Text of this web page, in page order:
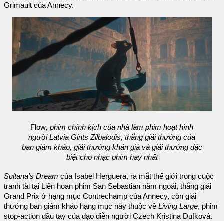
Grimault của Annecy.
Flow, phim chính kịch của nhà làm phim hoạt hình
người Latvia Gints Zilbalodis, thắng giải thưởng của
ban giám khảo, giải thưởng khán giả và giải thưởng đặc
biệt cho nhạc phim hay nhất
Sultana’s Dream của Isabel Herguera, ra mắt thế giới trong cuộc
tranh tài tại Liên hoan phim San Sebastian năm ngoái, thắng giải
Grand Prix ở hạng mục Contrechamp của Annecy, còn giải
thưởng ban giám khảo hạng mục này thuộc về Living Large, phim
stop-action đầu tay của đạo diễn người Czech Kristina Dufková.